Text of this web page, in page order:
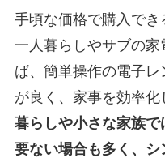
手頃な価格で購入でき
一人暮らしやサブの家
ば、簡単操作の電子
が良く、家事を効率化
暮らしや小さな家族
要ない場合も多く、